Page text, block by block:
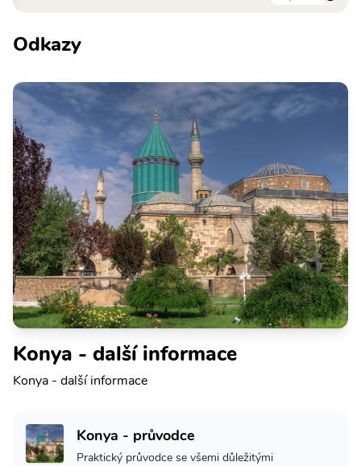
Odkazy
Konya - další informace
Konya - další informace
Konya - průvodce
Praktický průvodce se všemi důležitými